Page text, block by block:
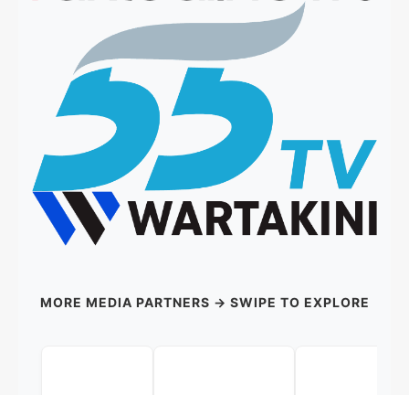
MORE MEDIA PARTNERS → SWIPE TO EXPLORE